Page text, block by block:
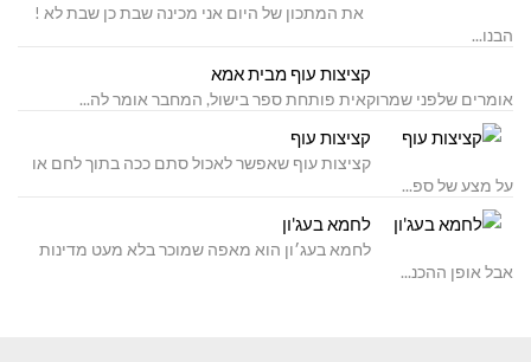
את המתכון של היום אני מכינה שבת כן שבת לא !
הבנו...
קציצות עוף מבית אמא
אומרים שלפני שמרוקאית פותחת ספר בישול, המחבר אומר לה...
קציצות עוף
קציצות עוף שאפשר לאכול סתם ככה בתוך לחם או
על מצע של ספ...
לחמא בעג'ון
לחמא בעג׳ון הוא מאפה שמוכר בלא מעט מדינות
אבל אופן ההכנ...